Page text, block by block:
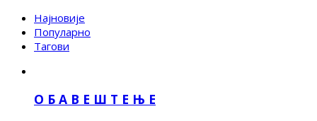
Најновије
Популарно
Тагови
О Б А В Е Ш Т Е Њ Е